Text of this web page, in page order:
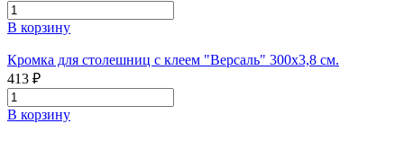
В корзину
Кромка для столешниц с клеем "Версаль" 300х3,8 см.
413 ₽
В корзину